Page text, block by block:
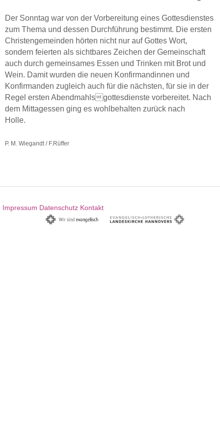
Der Sonntag war von der Vorbereitung eines Gottesdienstes
zum Thema und dessen Durchführung bestimmt. Die ersten
Christengemeinden hörten nicht nur auf Gottes Wort,
sondern feierten als sichtbares Zeichen der Gemeinschaft
auch durch gemeinsames Essen und Trinken mit Brot und
Wein. Damit wurden die neuen Konfirmandinnen und
Konfirmanden zugleich auch für die nächsten, für sie in der
Regel ersten Abendmahlsgottesdienste vorbereitet. Nach
dem Mittagessen ging es wohlbehalten zurück nach
Holle.
P. M. Wiegandt / F.Rüffer
Impressum Datenschutz Kontakt